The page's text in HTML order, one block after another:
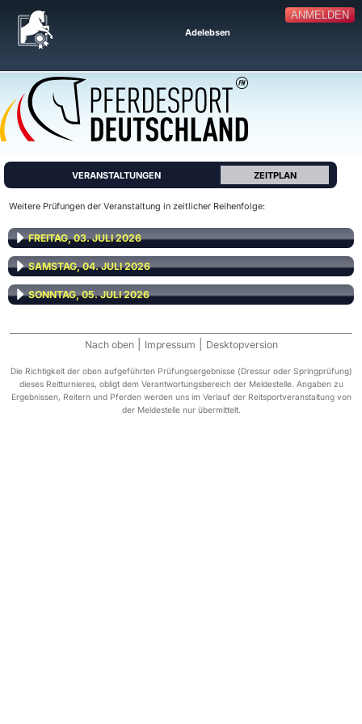
ANMELDEN
Adelebsen
VERANSTALTUNGEN ZEITPLAN
Weitere Prüfungen der Veranstaltung in zeitlicher Reihenfolge:
FREITAG, 03. JULI 2026
SAMSTAG, 04. JULI 2026
SONNTAG, 05. JULI 2026
Nach oben Impressum Desktopversion
Die Richtigkeit der oben aufgeführten Prüfungsergebnisse (Dressur oder Springprüfung)
dieses Reitturnieres, obligt dem Verantwortungsbereich der Meldestelle. Angaben zu
Ergebnissen, Reitern und Pferden werden uns im Verlauf der Reitsportveranstaltung von
der Meldestelle nur übermittelt.